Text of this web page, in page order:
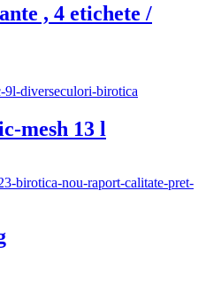
, 4 etichete /
mesh 13 l